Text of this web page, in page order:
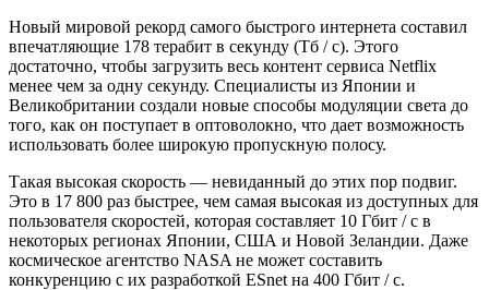
Новый мировой рекорд самого быстрого интернета составил
впечатляющие 178 терабит в секунду (Тб / с). Этого
достаточно, чтобы загрузить весь контент сервиса Netflix
менее чем за одну секунду. Специалисты из Японии и
Великобритании создали новые способы модуляции света до
того, как он поступает в оптоволокно, что дает возможность
использовать более широкую пропускную полосу.
Такая высокая скорость — невиданный до этих пор подвиг.
Это в 17 800 раз быстрее, чем самая высокая из доступных для
пользователя скоростей, которая составляет 10 Гбит / с в
некоторых регионах Японии, США и Новой Зеландии. Даже
космическое агентство NASA не может составить
конкуренцию с их разработкой ESnet на 400 Гбит / с.